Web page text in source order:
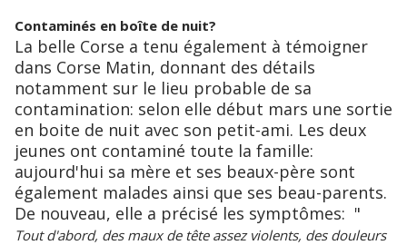
Contaminés en boîte de nuit?
La belle Corse a tenu également à témoigner
dans Corse Matin, donnant des détails
notamment sur le lieu probable de sa
contamination: selon elle début mars une sortie
en boite de nuit avec son petit-ami. Les deux
jeunes ont contaminé toute la famille:
aujourd'hui sa mère et ses beaux-père sont
également malades ainsi que ses beau-parents.
De nouveau, elle a précisé les symptômes: "
Tout d'abord, des maux de tête assez violents, des douleurs